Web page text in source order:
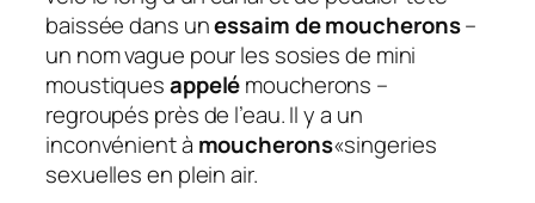
baissée dans unessaim de moucherons–
un nom vague pour les sosies de mini
moustiquesappelémoucherons –
regroupés près de l’eau. Il y a un
inconvénient à moucherons«singeries
sexuelles en plein air.